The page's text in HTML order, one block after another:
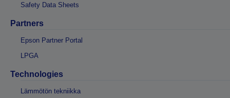
Safety Data Sheets
Partners
Epson Partner Portal
LPGA
Technologies
Lämmötön tekniikka